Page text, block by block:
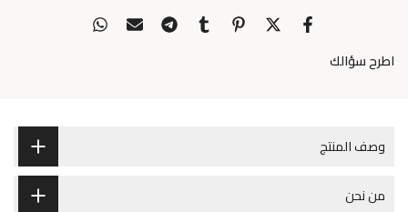
اطرح سؤالك
وصف المنتج
من نحن